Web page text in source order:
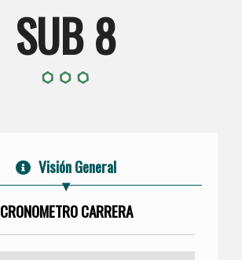
SUB 8
Visión General
CRONOMETRO CARRERA